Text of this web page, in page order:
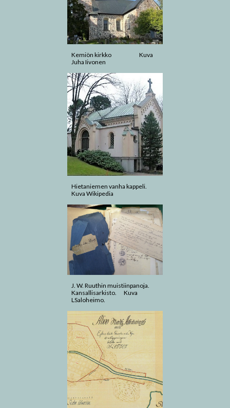
Kemiön kirkko Kuva
Juha Iivonen
Hietaniemen vanha kappeli.
Kuva Wikipedia
J. W. Ruuthin muistiinpanoja.
Kansallisarkisto. Kuva
LSaloheimo.